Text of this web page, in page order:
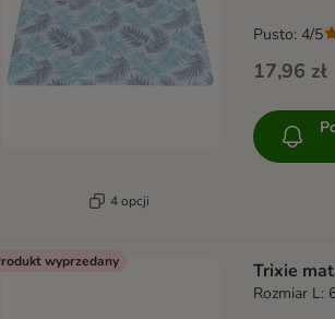
4 opcji
17,96 zł
Pusto: 4/5
wyprzedany Trixie
Rozmiar L: